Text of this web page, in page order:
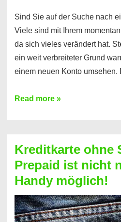
Sind Sie auf der Suche nach
Viele sind mit Ihrem
da sich vieles verändert hat.
ein weit verbreiteter Grund
einem neuen Konto
Konto
Neueröffnung
trotz
Schufaeintrag
möglich
Read more »
Kreditkarte ohne
Prepaid ist nicht
Handy möglich!